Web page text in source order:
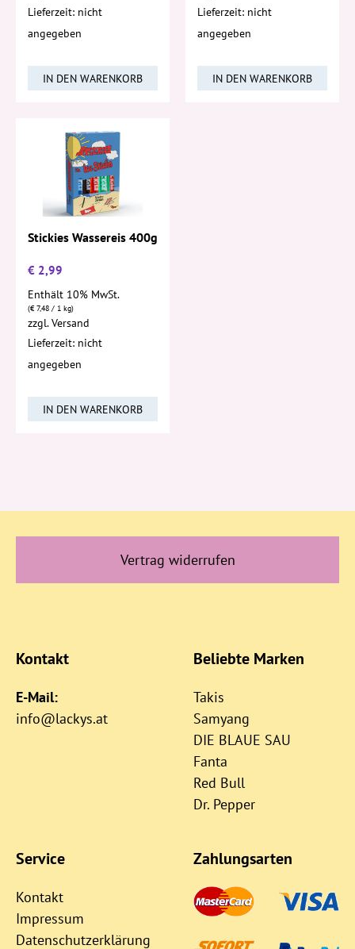
Lieferzeit: nicht
angegeben
IN DEN WARENKORB
Lieferzeit: nicht
angegeben
IN DEN WARENKORB
Stickies Wassereis 400g
€ 2,99
Enthält 10% MwSt.
(€7,48 / 1 kg)
zzgl.Versand
Lieferzeit: nicht
angegeben
IN DEN WARENKORB
Vertrag widerrufen
Kontakt
E-Mail:
info@lackys.at
Beliebte Marken
Takis
Samyang
DIE BLAUE SAU
Fanta
Red Bull
Dr. Pepper
Service
Kontakt
Impressum
Datenschutzerklärung
Zahlungsarten